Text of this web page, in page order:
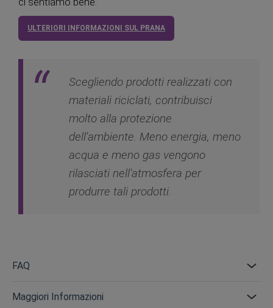
ULTERIORI INFORMAZIONI SUL PRANA
Scegliendo prodotti realizzati con
materiali riciclati, contribuisci
molto alla protezione
dell'ambiente. Meno energia, meno
acqua e meno gas vengono
rilasciati nell'atmosfera per
produrre tali prodotti.
FAQ
Maggiori Informazioni